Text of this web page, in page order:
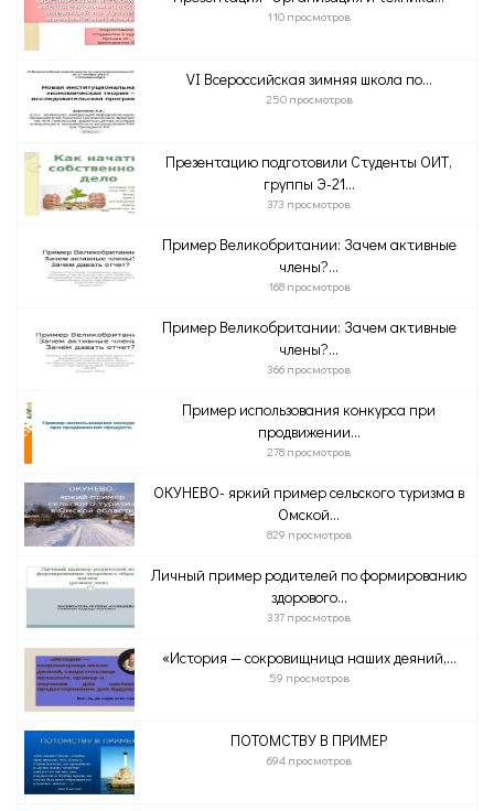
110 просмотров
VI Всероссийская зимняя школа по...
250 просмотров
Презентацию подготовили Студенты ОИТ,
группы Э-21...
373 просмотров
Пример Великобритании: Зачем активные
члены?...
168 просмотров
Пример Великобритании: Зачем активные
члены?...
366 просмотров
Пример использования конкурса при
продвижении...
278 просмотров
ОКУНЕВО- яркий пример сельского туризма в
Омской...
829 просмотров
Личный пример родителей по формированию
здорового...
337 просмотров
«История — сокровищница наших деяний,...
59 просмотров
ПОТОМСТВУ В ПРИМЕР
694 просмотров